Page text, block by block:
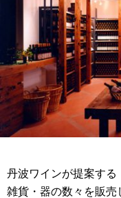
丹波ワインが提案す
雑貨・器の数々を販売